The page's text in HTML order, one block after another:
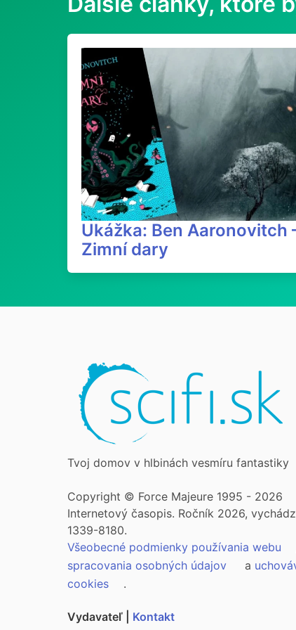
Ukážka: Ben Aaronovitch
Zimní dary
Tvoj domov v hlbinách vesmíru fantastiky
Copyright © Force Majeure 1995 - 2026
Internetový časopis. Ročník 2026,
1339-8180.
Všeobecné podmienky používania webu
spracovania osobných údajov
a
cookies
.
Vydavateľ | Kontakt